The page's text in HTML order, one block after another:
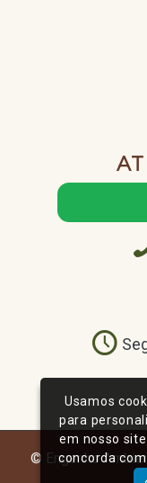
© Engenho
Usamos
para
em nosso
concorda